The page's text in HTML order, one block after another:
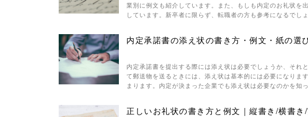
業別に例文も紹介しています。また、もしも内定のお礼状を
しています。新卒者に限らず、転職者の方も参考になるでしょ
内定承諾書の添え状の書き方・例文・紙の選
内定承諾書を提出する際には添え状は必要でしょうか、それ
て郵送物を送るときには、添え状は基本的には必要になりま
まります。内定が決まった企業でも添え状は必要なのかを知
正しいお礼状の書き方と例文｜縦書き/横書